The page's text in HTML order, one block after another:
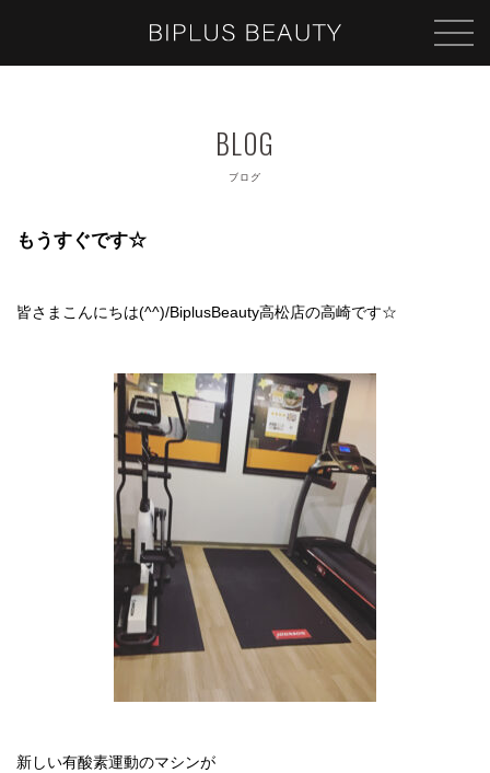
ブログ
もうすぐです☆
皆さまこんにちは(^^)/BiplusBeauty高松店の高崎です☆
新しい有酸素運動のマシンが